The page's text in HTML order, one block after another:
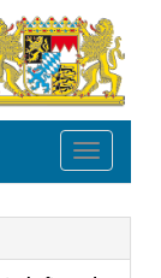
Toggle